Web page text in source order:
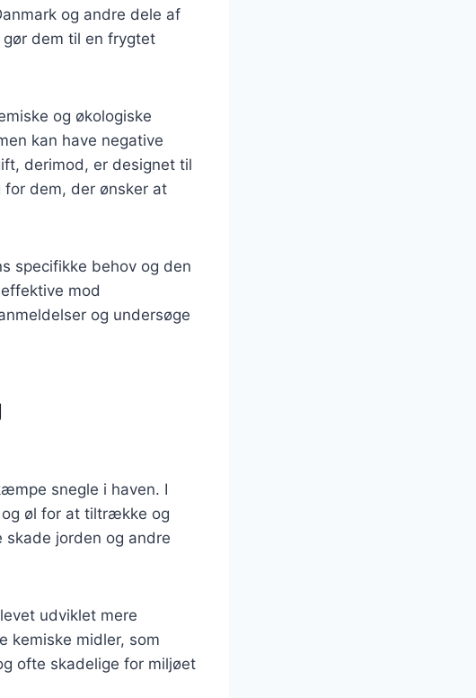
og andre dele af
dem til en frygtet
og økologiske
kan have negative
derimod, er designet til
dem, der ønsker at
specifikke behov og den
mod
og undersøge
snegle i haven. I
øl for at tiltrække og
jorden og andre
udviklet mere
kemiske midler, som
ofte skadelige for miljøet